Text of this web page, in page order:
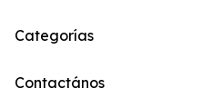
Categorías
Contactános